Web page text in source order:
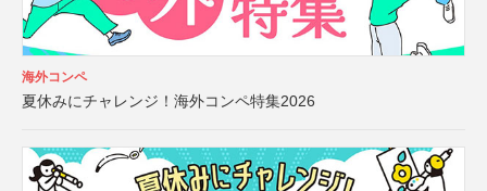
海外コンペ
夏休みにチャレンジ！海外コンペ特集2026